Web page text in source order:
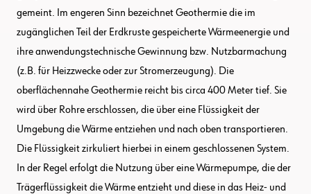
gemeint. Im engeren Sinn bezeichnet Geothermie die im
zugänglichen Teil der Erdkruste gespeicherte Wärmeenergie und
ihre anwendungstechnische Gewinnung bzw. Nutzbarmachung
(z.B. für Heizzwecke oder zur Stromerzeugung). Die
oberflächennahe Geothermie reicht bis circa 400 Meter tief. Sie
wird über Rohre erschlossen, die über eine Flüssigkeit der
Umgebung die Wärme entziehen und nach oben transportieren.
Die Flüssigkeit zirkuliert hierbei in einem geschlossenen System.
In der Regel erfolgt die Nutzung über eine Wärmepumpe, die der
Trägerflüssigkeit die Wärme entzieht und diese in das Heiz- und